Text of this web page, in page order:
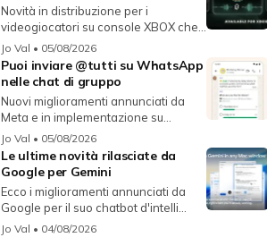
Novità in distribuzione per i
videogiocatori su console XBOX che
migli...
Jo Val • 05/08/2026
Puoi inviare @tutti su WhatsApp
nelle chat di gruppo
Nuovi miglioramenti annunciati da
Meta e in implementazione su
WhatsAp...
Jo Val • 05/08/2026
Le ultime novità rilasciate da
Google per Gemini
Ecco i miglioramenti annunciati da
Google per il suo chatbot d'intelli...
Jo Val • 04/08/2026